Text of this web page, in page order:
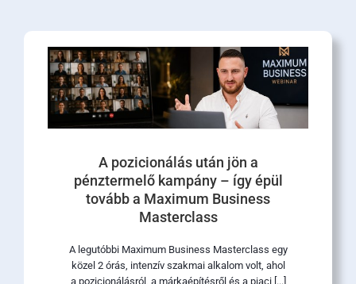
A pozicionálás után jön a
pénztermelő kampány – így épül
tovább a Maximum Business
Masterclass
A legutóbbi Maximum Business Masterclass egy
közel 2 órás, intenzív szakmai alkalom volt, ahol
a pozicionálásról, a márkaépítésről és a piaci [...]